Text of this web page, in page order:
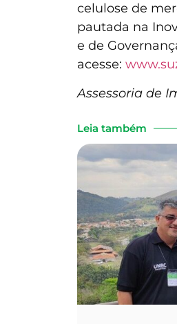
celulose de
pautada na
e de
acesse:
Assessoria de
Leia também